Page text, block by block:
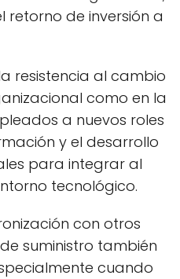
retorno de inversión a
resistencia al cambio
como en la
a nuevos roles
y el desarrollo
para integrar al
tecnológico.
con otros
suministro también
cuando